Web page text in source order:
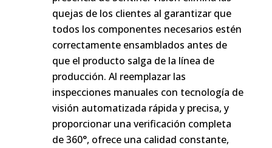
quejas de los clientes al garantizar que
todos los componentes necesarios estén
correctamente ensamblados antes de
que el producto salga de la línea de
producción. Al reemplazar las
inspecciones manuales con tecnología de
visión automatizada rápida y precisa, y
proporcionar una verificación completa
de 360°, ofrece una calidad constante,